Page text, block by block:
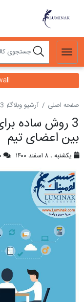
صفحه اصلی آرشیو وبلاگ 3 روش ساده برای بالا بردن افزایش اعتماد بین اعضای تیم
3 روش ساده
بین اعضای تیم
یکشنبه ، ۸ اسفند ۱۴۰۰